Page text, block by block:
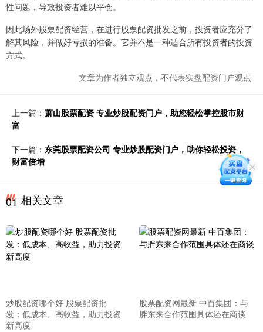
性问题，导致投资者难以平仓。
因此场外股票配资经营，在进行股票配资批发之前，投资者应充分了
解其风险，并做好亏损的准备。它并不是一种适合所有投资者的投资
方式。
文章为作者独立观点，不代表实盘配资门户观点
上一篇： 萧山股票配资 专业炒股配资门户，助您轻松掌控股市财
富
下一篇： 东莞股票配资公司 专业炒股配资门户，助你轻松投资，
财富倍增
01 相关文章
炒股配资哪个好 股票配资批
发：低成本、高收益，助力投资
新高度
股票配资网最新 中百集团：与
胖东来合作范围具体还在商谈